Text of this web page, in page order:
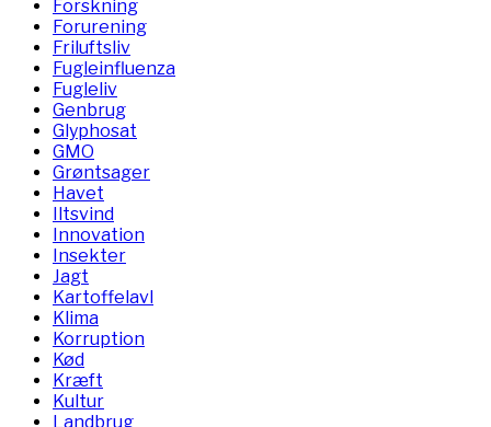
Forskning
Forurening
Friluftsliv
Fugleinfluenza
Fugleliv
Genbrug
Glyphosat
GMO
Grøntsager
Havet
Iltsvind
Innovation
Insekter
Jagt
Kartoffelavl
Klima
Korruption
Kød
Kræft
Kultur
Landbrug